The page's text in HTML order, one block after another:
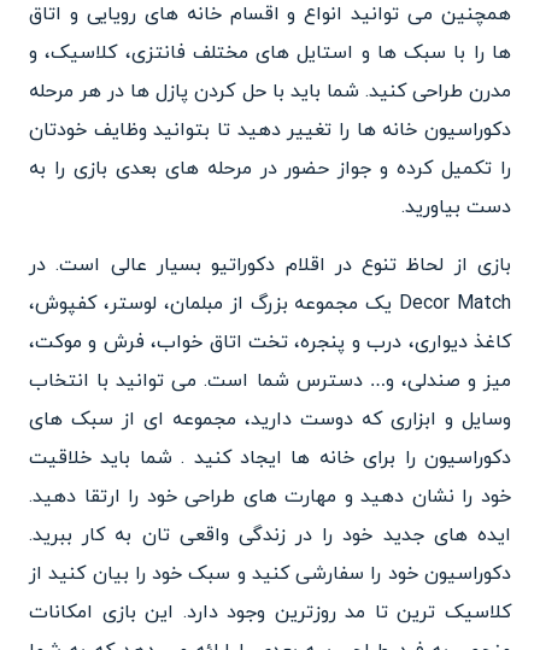
همچنین می توانید انواع و اقسام خانه های رویایی و اتاق
ها را با سبک ها و استایل های مختلف فانتزی، کلاسیک، و
مدرن طراحی کنید. شما باید با حل کردن پازل ها در هر مرحله
دکوراسیون خانه ها را تغییر دهید تا بتوانید وظایف خودتان
را تکمیل کرده و جواز حضور در مرحله های بعدی بازی را به
دست بیاورید.
بازی از لحاظ تنوع در اقلام دکوراتیو بسیار عالی است. در
Decor Match یک مجموعه بزرگ از مبلمان،‌ لوستر، کفپوش،
کاغذ دیواری، درب و پنجره، تخت اتاق خواب، فرش و موکت،
میز و صندلی، و… دسترس شما است. می توانید با انتخاب
وسایل و ابزاری که دوست دارید، مجموعه ای از سبک های
دکوراسیون را برای خانه ها ایجاد کنید . شما باید خلاقیت
خود را نشان دهید و مهارت های طراحی خود را ارتقا دهید.
ایده های جدید خود را در زندگی واقعی تان به کار ببرید.
دکوراسیون خود را سفارشی کنید و سبک خود را بیان کنید از
کلاسیک ترین تا مد روزترین وجود دارد. این بازی امکانات